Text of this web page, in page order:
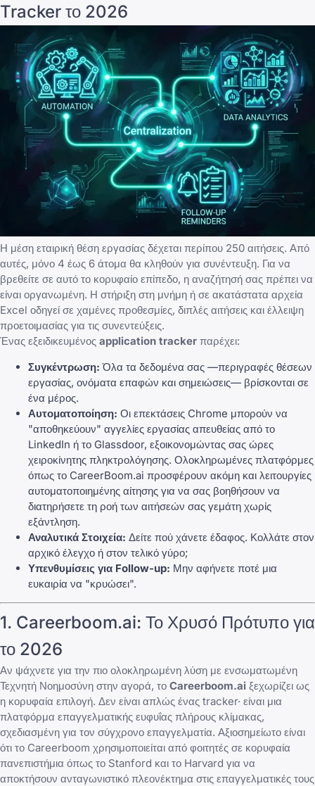
Tracker το 2026
Η μέση εταιρική θέση εργασίας δέχεται περίπου 250 αιτήσεις. Από
αυτές, μόνο 4 έως 6 άτομα θα κληθούν για συνέντευξη. Για να
βρεθείτε σε αυτό το κορυφαίο επίπεδο, η αναζήτησή σας πρέπει να
είναι οργανωμένη. Η στήριξη στη μνήμη ή σε ακατάστατα αρχεία
Excel οδηγεί σε χαμένες προθεσμίες, διπλές αιτήσεις και έλλειψη
προετοιμασίας για τις συνεντεύξεις.
Ένας εξειδικευμένος application tracker παρέχει:
Συγκέντρωση: Όλα τα δεδομένα σας —περιγραφές θέσεων
εργασίας, ονόματα επαφών και σημειώσεις— βρίσκονται σε
ένα μέρος.
Αυτοματοποίηση: Οι επεκτάσεις Chrome μπορούν να
"αποθηκεύουν" αγγελίες εργασίας απευθείας από το
LinkedIn ή το Glassdoor, εξοικονομώντας σας ώρες
χειροκίνητης πληκτρολόγησης. Ολοκληρωμένες πλατφόρμες
όπως το CareerBoom.ai προσφέρουν ακόμη και λειτουργίες
αυτοματοποιημένης αίτησης για να σας βοηθήσουν να
διατηρήσετε τη ροή των αιτήσεών σας γεμάτη χωρίς
εξάντληση.
Αναλυτικά Στοιχεία: Δείτε πού χάνετε έδαφος. Κολλάτε στον
αρχικό έλεγχο ή στον τελικό γύρο;
Υπενθυμίσεις για Follow-up: Μην αφήνετε ποτέ μια
ευκαιρία να "κρυώσει".
1. Careerboom.ai: Το Χρυσό Πρότυπο για
το 2026
Αν ψάχνετε για την πιο ολοκληρωμένη λύση με ενσωματωμένη
Τεχνητή Νοημοσύνη στην αγορά, το Careerboom.ai ξεχωρίζει ως
η κορυφαία επιλογή. Δεν είναι απλώς ένας tracker· είναι μια
πλατφόρμα επαγγελματικής ευφυΐας πλήρους κλίμακας,
σχεδιασμένη για τον σύγχρονο επαγγελματία. Αξιοσημείωτο είναι
ότι το Careerboom χρησιμοποιείται από φοιτητές σε κορυφαία
πανεπιστήμια όπως το Stanford και το Harvard για να
αποκτήσουν ανταγωνιστικό πλεονέκτημα στις επαγγελματικές τους